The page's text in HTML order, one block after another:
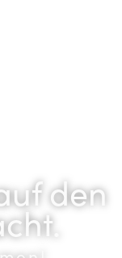
den